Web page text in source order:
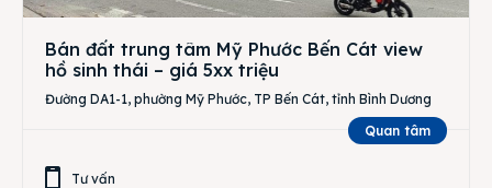
Bán đất trung tâm Mỹ Phước Bến Cát view
hồ sinh thái – giá 5xx triệu
Đường DA1-1, phường Mỹ Phước, TP Bến Cát, tỉnh Bình Dương
Quan tâm
Tư vấn